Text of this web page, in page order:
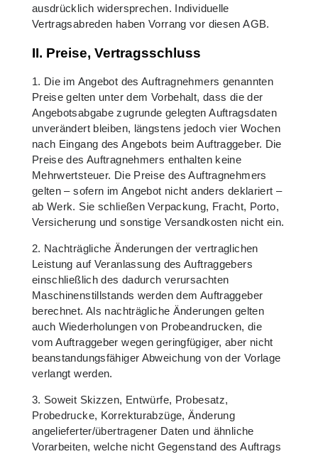
ausdrücklich widersprechen. Individuelle
Vertragsabreden haben Vorrang vor diesen AGB.
II. Preise, Vertragsschluss
1. Die im Angebot des Auftragnehmers genannten
Preise gelten unter dem Vorbehalt, dass die der
Angebotsabgabe zugrunde gelegten Auftragsdaten
unverändert bleiben, längstens jedoch vier Wochen
nach Eingang des Angebots beim Auftraggeber. Die
Preise des Auftragnehmers enthalten keine
Mehrwertsteuer. Die Preise des Auftragnehmers
gelten – sofern im Angebot nicht anders deklariert –
ab Werk. Sie schließen Verpackung, Fracht, Porto,
Versicherung und sonstige Versandkosten nicht ein.
2. Nachträgliche Änderungen der vertraglichen
Leistung auf Veranlassung des Auftraggebers
einschließlich des dadurch verursachten
Maschinenstillstands werden dem Auftraggeber
berechnet. Als nachträgliche Änderungen gelten
auch Wiederholungen von Probeandrucken, die
vom Auftraggeber wegen geringfügiger, aber nicht
beanstandungsfähiger Abweichung von der Vorlage
verlangt werden.
3. Soweit Skizzen, Entwürfe, Probesatz,
Probedrucke, Korrekturabzüge, Änderung
angelieferter/übertragener Daten und ähnliche
Vorarbeiten, welche nicht Gegenstand des Auftrags